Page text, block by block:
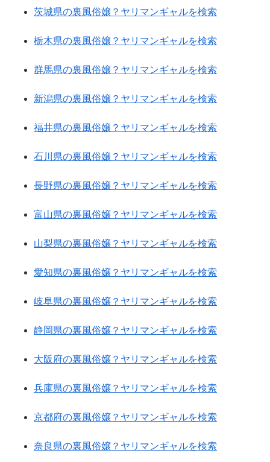
茨城県の裏風俗嬢？ヤリマンギャルを検索
栃木県の裏風俗嬢？ヤリマンギャルを検索
群馬県の裏風俗嬢？ヤリマンギャルを検索
新潟県の裏風俗嬢？ヤリマンギャルを検索
福井県の裏風俗嬢？ヤリマンギャルを検索
石川県の裏風俗嬢？ヤリマンギャルを検索
長野県の裏風俗嬢？ヤリマンギャルを検索
富山県の裏風俗嬢？ヤリマンギャルを検索
山梨県の裏風俗嬢？ヤリマンギャルを検索
愛知県の裏風俗嬢？ヤリマンギャルを検索
岐阜県の裏風俗嬢？ヤリマンギャルを検索
静岡県の裏風俗嬢？ヤリマンギャルを検索
大阪府の裏風俗嬢？ヤリマンギャルを検索
兵庫県の裏風俗嬢？ヤリマンギャルを検索
京都府の裏風俗嬢？ヤリマンギャルを検索
奈良県の裏風俗嬢？ヤリマンギャルを検索